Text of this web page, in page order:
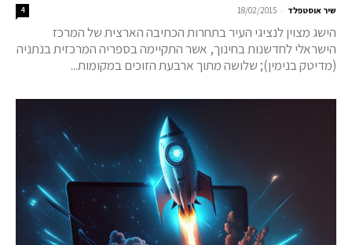
שיר אוסטפלד -
18/02/2015
4
הישג מצוין לנציגי העיר בתחרות הכתיבה הארצית של המרכז
הישראלי לחדשנות בחינוך, אשר התקיימה בספריה המרכזית בנתניה
(מדיטק בנימין); שלושה מתוך ארבעת הזוכים במקומות...